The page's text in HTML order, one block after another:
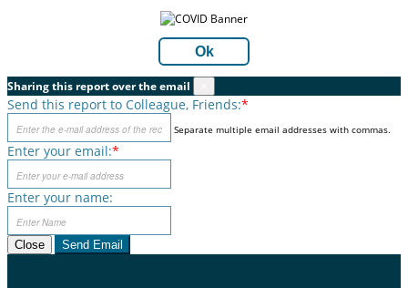
Ok
Sharing this report over the email
Send this report to Colleague, Friends:*
Separate multiple email addresses with commas.
Enter your email:*
Enter your name:
Close Send Email